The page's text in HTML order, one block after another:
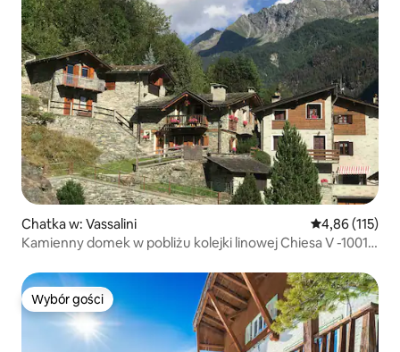
Chatka w: Vassalini Średnia
4,86 (115)
Kamienny domek w pobliżu kolejki linowej Chiesa V -1001
Wybór gości
Wybór gości